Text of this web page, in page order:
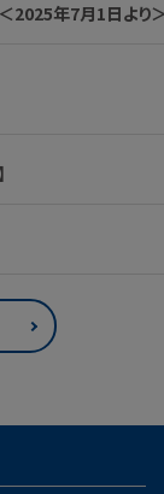
2025年7月1日よ